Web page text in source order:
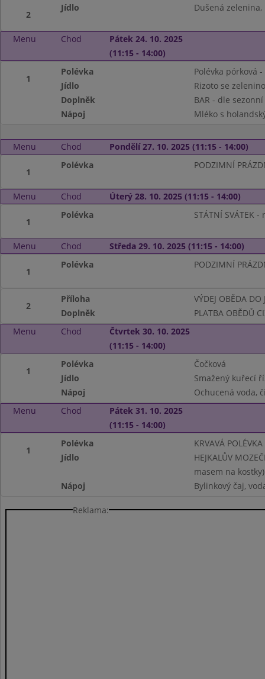
2
Jídlo Dušená
Menu Chod
Pátek 24. 10. 2025
(11:15 - 14:00)
1
Polévka
Polévka pórková
Jídlo
Rizoto se
Doplněk
BAR - dle
Nápoj
Mléko s
Menu Chod Pondělí 27. 10. 2025 (11:15 - 14:00)
1
Polévka PODZIMNÍ
Menu Chod Úterý 28. 10. 2025 (11:15 - 14:00)
1
Polévka STÁTNÍ SVÁTEK
Menu Chod Středa 29. 10. 2025 (11:15 - 14:00)
1
Polévka PODZIMNÍ
2
Příloha
VÝDEJ OBĚDA
Doplněk
PLATBA OBĚDŮ
Menu
Chod
Čtvrtek 30. 10. 2025
(11:15 - 14:00)
1
Polévka
Čočková
Jídlo
Smažený kuřecí
Nápoj
Ochucená voda,
Menu
Chod
Pátek 31. 10. 2025
(11:15 - 14:00)
1
Polévka
KRVAVÁ
Jídlo
HEJKALŮV
masem na kostky)
Nápoj
Bylinkový čaj,
Reklama: